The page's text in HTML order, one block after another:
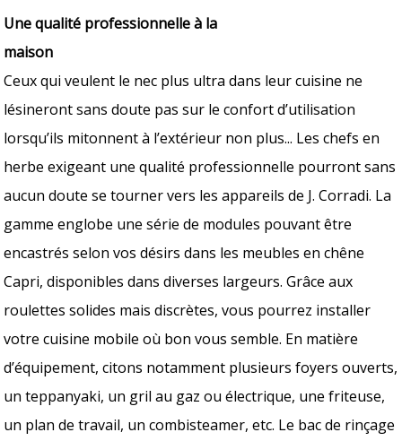
Une qualité professionnelle à la
maison
Ceux qui veulent le nec plus ultra dans leur cuisine ne
lésineront sans doute pas sur le confort d’utilisation
lorsqu’ils mitonnent à l’extérieur non plus... Les chefs en
herbe exigeant une qualité professionnelle pourront sans
aucun doute se tourner vers les appareils de J. Corradi. La
gamme englobe une série de modules pouvant être
encastrés selon vos désirs dans les meubles en chêne
Capri, disponibles dans diverses largeurs. Grâce aux
roulettes solides mais discrètes, vous pourrez installer
votre cuisine mobile où bon vous semble. En matière
d’équipement, citons notamment plusieurs foyers ouverts,
un teppanyaki, un gril au gaz ou électrique, une friteuse,
un plan de travail, un combisteamer, etc. Le bac de rinçage